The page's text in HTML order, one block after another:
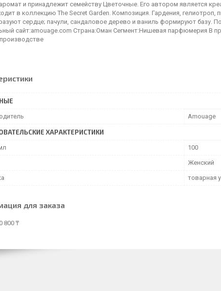
и принадлежит семейству Цветочные. Его автором является
в коллекцию The Secret Garden. Композиция. Гардения,
сердце; пачули, сандаловое дерево и ваниль формируют базу.
сайт:amouage.com Страна:Оман Сегмент:Нишевая парфюмерия В
Amouage
ХАРАКТЕРИСТИКИ
100
Женский
товарная
для заказа
800 ₸